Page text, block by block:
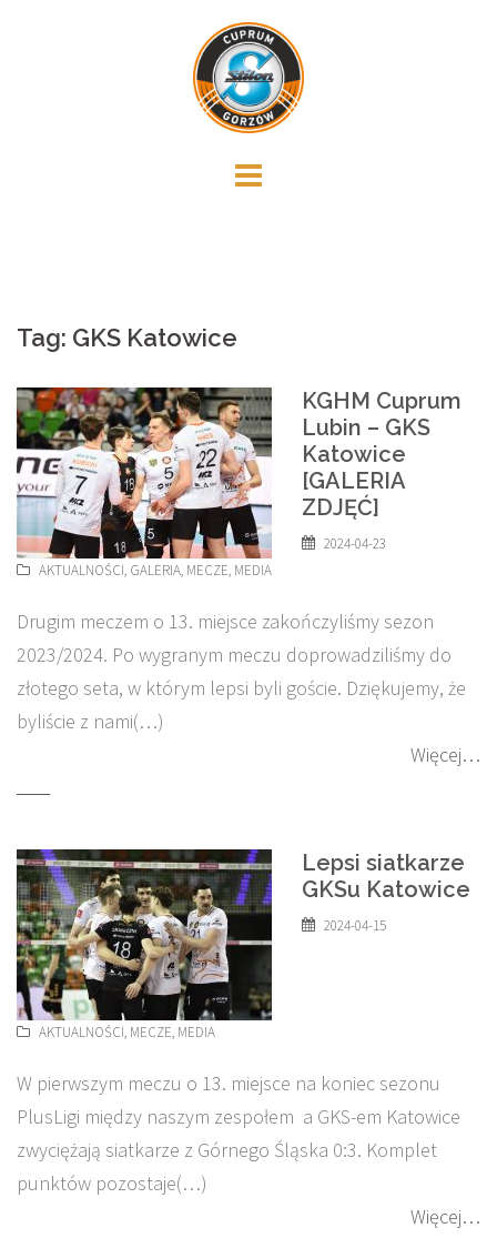
Tag: GKS Katowice
KGHM Cuprum
Lubin – GKS
Katowice
[GALERIA
ZDJĘĆ]
2024-04-23
AKTUALNOŚCI, GALERIA, MECZE, MEDIA
Drugim meczem o 13. miejsce zakończyliśmy sezon
2023/2024. Po wygranym meczu doprowadziliśmy do
złotego seta, w którym lepsi byli goście. Dziękujemy, że
byliście z nami(…)
Więcej…
Lepsi siatkarze
GKSu Katowice
2024-04-15
AKTUALNOŚCI, MECZE, MEDIA
W pierwszym meczu o 13. miejsce na koniec sezonu
PlusLigi między naszym zespołem a GKS-em Katowice
zwyciężają siatkarze z Górnego Śląska 0:3. Komplet
punktów pozostaje(…)
Więcej…